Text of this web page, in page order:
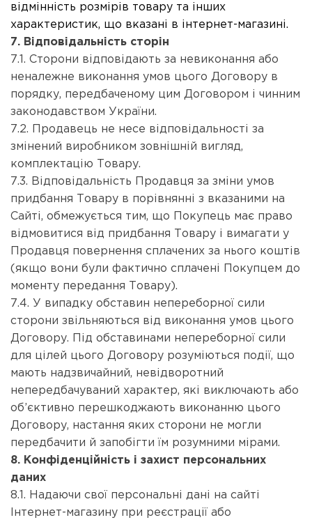
відмінність розмірів товару та інших
характеристик, що вказані в інтернет-магазині.
7. Відповідальність сторін
7.1. Сторони відповідають за невиконання або
неналежне виконання умов цього Договору в
порядку, передбаченому цим Договором і чинним
законодавством України.
7.2. Продавець не несе відповідальності за
змінений виробником зовнішній вигляд,
комплектацію Товару.
7.3. Відповідальність Продавця за зміни умов
придбання Товару в порівнянні з вказаними на
Сайті, обмежується тим, що Покупець має право
відмовитися від придбання Товару і вимагати у
Продавця повернення сплачених за нього коштів
(якщо вони були фактично сплачені Покупцем до
моменту передання Товару).
7.4. У випадку обставин непереборної сили
сторони звільняються від виконання умов цього
Договору. Під обставинами непереборної сили
для цілей цього Договору розуміються події, що
мають надзвичайний, невідворотний
непередбачуваний характер, які виключають або
об’єктивно перешкоджають виконанню цього
Договору, настання яких сторони не могли
передбачити й запобігти їм розумними мірами.
8. Конфіденційність і захист персональних
даних
8.1. Надаючи свої персональні дані на сайті
Інтернет-магазину при реєстрації або